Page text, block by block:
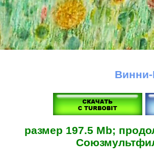
размер 197.5 Mb;